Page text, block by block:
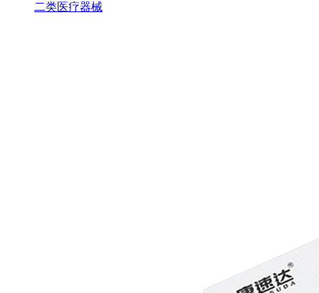
二类医疗器械